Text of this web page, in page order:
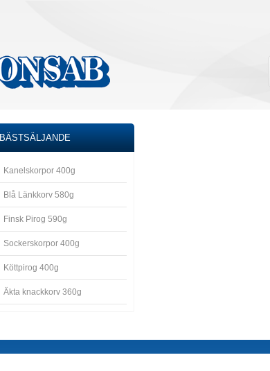
BÄSTSÄLJANDE
Kanelskorpor 400g
Blå Länkkorv 580g
Finsk Pirog 590g
Sockerskorpor 400g
Köttpirog 400g
Äkta knackkorv 360g